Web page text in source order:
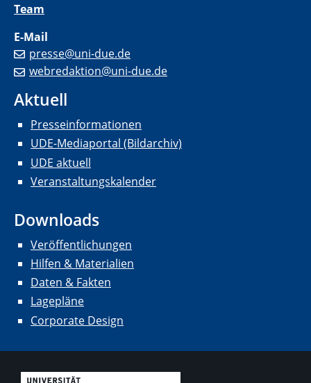
Team
E-Mail
presse@uni-due.de
webredaktion@uni-due.de
Aktuell
Presseinformationen
UDE-Mediaportal (Bildarchiv)
UDE aktuell
Veranstaltungskalender
Downloads
Veröffentlichungen
Hilfen & Materialien
Daten & Fakten
Lagepläne
Corporate Design